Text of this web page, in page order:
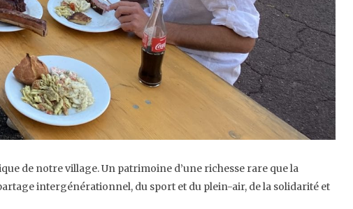
de notre village. Un patrimoine d’une richesse rare que la
intergénérationnel, du sport et du plein-air, de la solidarité et